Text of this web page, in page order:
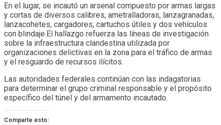
En el lugar, se incautó un arsenal compuesto por armas largas
y cortas de diversos calibres, ametralladoras, lanzagranadas,
lanzacohetes, cargadores, cartuchos útiles y dos vehículos
con blindaje.El hallazgo refuerza las líneas de investigación
sobre la infraestructura clandestina utilizada por
organizaciones delictivas en la zona para el tráfico de armas
y el resguardo de recursos ilícitos.
Las autoridades federales continúan con las indagatorias
para determinar el grupo criminal responsable y el propósito
específico del túnel y del armamento incautado.
Comparte esto: